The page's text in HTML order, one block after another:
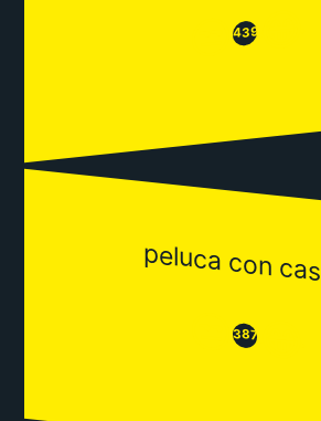
😒439😂
peluca con
😒387😂